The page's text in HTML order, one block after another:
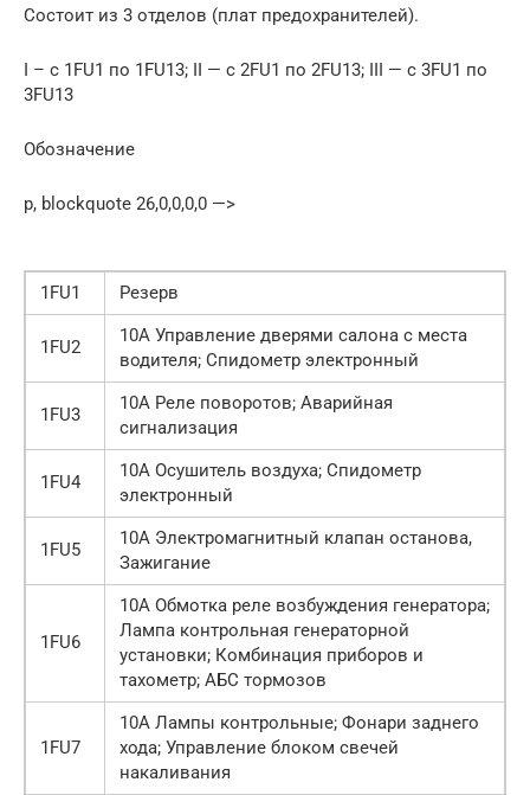
Состоит из 3 отделов (плат предохранителей).
I – с 1FU1 по 1FU13; II — с 2FU1 по 2FU13; III — с 3FU1 по
3FU13
Обозначение
p, blockquote 26,0,0,0,0 —>
1FU1 Резерв
1FU2
10А Управление дверями салона с места
водителя; Спидометр электронный
1FU3
10А Реле поворотов; Аварийная
сигнализация
1FU4
10А Осушитель воздуха; Спидометр
электронный
1FU5
10А Электромагнитный клапан останова,
Зажигание
1FU6
10А Обмотка реле возбуждения генератора;
Лампа контрольная генераторной
установки; Комбинация приборов и
тахометр; АБС тормозов
1FU7
10А Лампы контрольные; Фонари заднего
хода; Управление блоком свечей
накаливания